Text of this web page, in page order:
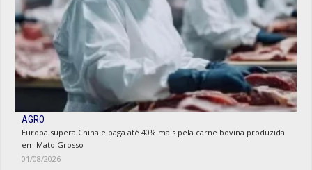
AGRO
Europa supera China e paga até 40% mais pela carne bovina produzida
em Mato Grosso
01/08/2026